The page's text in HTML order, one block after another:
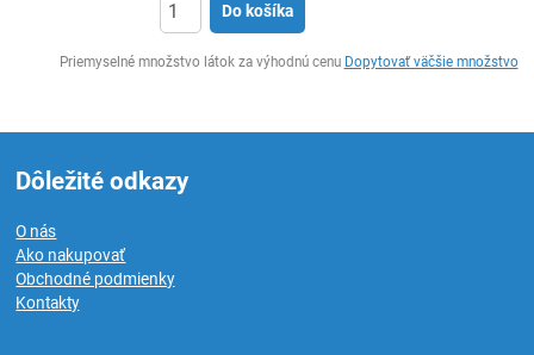
Do košíka
Priemyselné množstvo látok za výhodnú cenu Dopytovať väčšie množstvo
Dôležité odkazy
O nás
Ako nakupovať
Obchodné podmienky
Kontakty